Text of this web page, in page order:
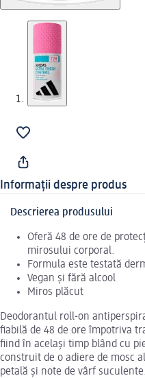
Informații despre produs
Descrierea produsului
Oferă 48 de ore de
mirosului corporal.
Formula este testată
Vegan și fără alcool
Miros plăcut
Deodorantul roll-on
fiabilă de 48 de ore împotriva
fiind în același timp blând cu
construit de o adiere de mosc
petală și note de vârf